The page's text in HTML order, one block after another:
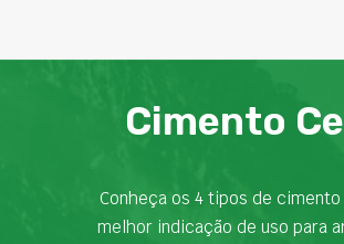
Cimento
Conheça os 4 tipos de
melhor indicação de uso para